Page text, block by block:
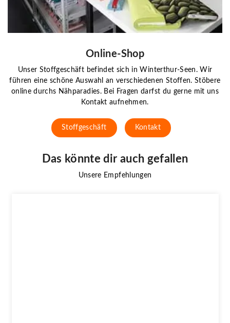
Online-Shop
Unser Stoffgeschäft befindet sich in Winterthur-Seen. Wir
führen eine schöne Auswahl an verschiedenen Stoffen. Stöbere
online durchs Nähparadies. Bei Fragen darfst du gerne mit uns
Kontakt aufnehmen.
Stoffgeschäft Kontakt
Das könnte dir auch gefallen
Unsere Empfehlungen